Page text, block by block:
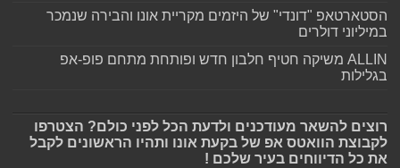
הסטארטאפ "דונדי" של היזמים מקריית אונו והבירה שנמכר
במיליוני דולרים
ALLIN משיקה חטיף חלבון חדש ופותחת מתחם פופ-אפ
בגלילות
רוצים להשאר מעודכנים ולדעת הכל לפני כולם? הצטרפו
לקבוצת הוואטס אפ של בקעת אונו ותהיו הראשונים לקבל
את כל הדיווחים בעיר שלכם !